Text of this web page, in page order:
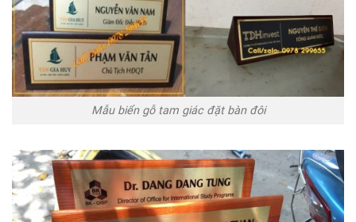
Mẫu biển gỗ tam giác đặt bàn đôi